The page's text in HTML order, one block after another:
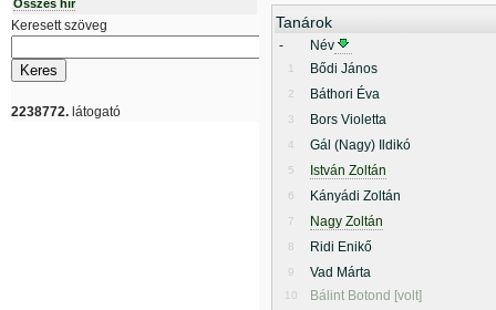
Összes hír
Keresett szöveg
2238772. látogató
Tanárok
- Név
1 Bődi János
2 Báthori Éva
3 Bors Violetta
4 Gál (Nagy) Ildikó
5 István Zoltán
6 Kányádi Zoltán
7 Nagy Zoltán
8 Ridi Enikő
9 Vad Márta
10 Bálint Botond [volt]